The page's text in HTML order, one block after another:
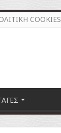
COOKIES